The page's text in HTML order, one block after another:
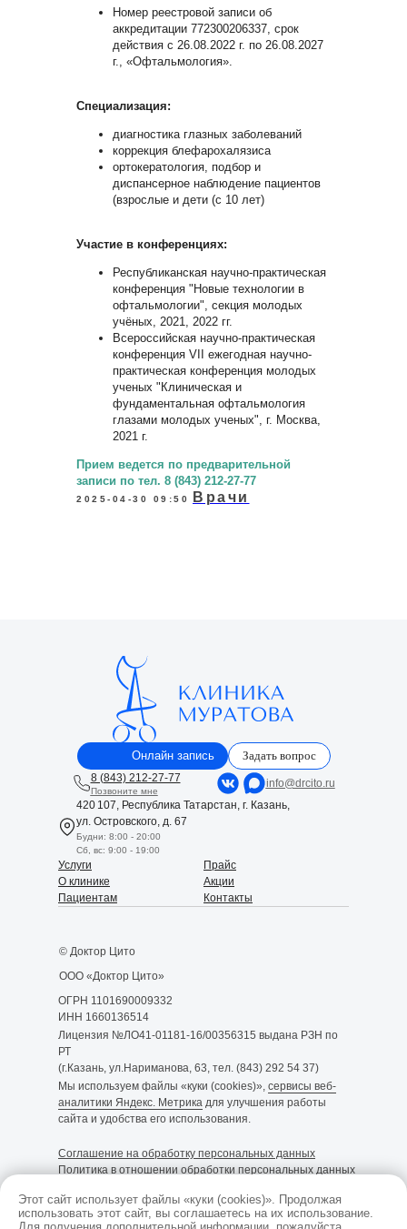
Номер реестровой записи об
аккредитации 772300206337, срок
действия с 26.08.2022 г. по 26.08.2027
г., «Офтальмология».
Специализация:
диагностика глазных заболеваний
коррекция блефарохалязиса
ортокератология, подбор и
диспансерное наблюдение пациентов
(взрослые и дети (с 10 лет)
Участие в конференциях:
Республиканская научно-практическая
конференция "Новые технологии в
офтальмологии", секция молодых
учёных, 2021, 2022 гг.
Всероссийская научно-практическая
конференция VII ежегодная научно-
практическая конференция молодых
ученых "Клиническая и
фундаментальная офтальмология
глазами молодых ученых", г. Москва,
2021 г.
Прием ведется по предварительной
записи по тел. 8 (843) 212-27-77
2025-04-30 09:50 Врачи
Онлайн запись Задать вопрос
8 (843) 212-27-77
Позвоните мне
info@drcito.ru
420 107, Республика Татарстан, г. Казань,
ул. Островского, д. 67
Будни: 8:00 - 20:00
Сб, вс: 9:00 - 19:00
Услуги
Прайс
О клинике
Акции
Пациентам
Контакты
Размещенные на сайте данные не являются
Лицензия №ЛО41-01181-16/00356315 выдана РЗН по
РТ
(г.Казань, ул.Нариманова, 63, тел. (843) 292 54 37)
ООО «Доктор Цито»
© Доктор Цито
ОГРН 1101690009332
ИНН 1660136514
Cоглашение на обработку персональных данных
Политика в отношении обработки персональных данных
Мы используем файлы «куки (cookies)», сервисы веб-
аналитики Яндекс. Метрика для улучшения работы
сайта и удобства его использования.
Этот сайт использует файлы «куки (cookies)». Продолжая
использовать этот сайт, вы соглашаетесь на их использование.